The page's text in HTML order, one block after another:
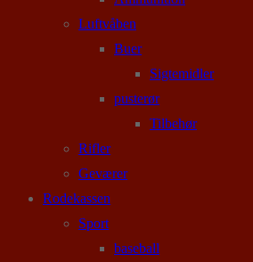
Luftvåben
Buer
Sigtemidler
pusterør
Tilbehør
Rifler
Geværer
Rodekassen
Sport
baseball